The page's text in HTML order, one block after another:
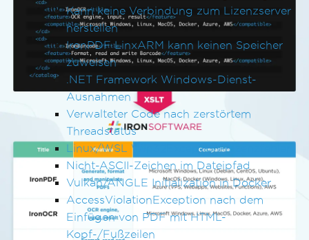
Kann keine Verbindung zum Lizenzserver
herstellen
IronPDF LinxARM kann keinen Speicher
zuweisen
.NET Framework Windows-Dienst-
Ausnahmen
Verwalteter Code nach zerstörtem
Threadstatus
Linux/WSL Win32Exception-Lizenzfehler
Nicht-ASCII-Zeichen im Dateipfad
Vulkan/ANGLE Initialization in Docker
AccessViolationException nach dem
Einfügen von PDF mit HTML-
Kopf-/Fußzeilen